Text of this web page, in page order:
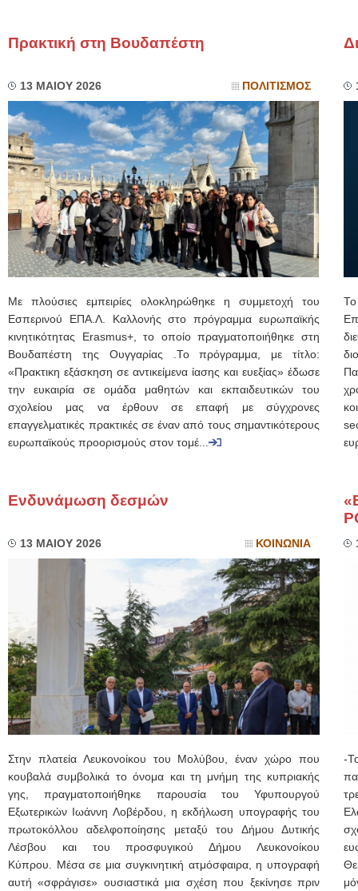
Πρακτική στη Βουδαπέστη
13 ΜΑΙΟΥ 2026 ΠΟΛΙΤΙΣΜΟΣ
Με πλούσιες εμπειρίες ολοκληρώθηκε η συμμετοχή του
Εσπερινού ΕΠΑ.Λ. Καλλονής στο πρόγραμμα ευρωπαϊκής
κινητικότητας Erasmus+, το οποίο πραγματοποιήθηκε στη
Βουδαπέστη της Ουγγαρίας .Το πρόγραμμα, με τίτλο:
«Πρακτικη εξάσκηση σε αντικείμενα ίασης και ευεξίας» έδωσε
την ευκαιρία σε ομάδα μαθητών και εκπαιδευτικών του
σχολείου μας να έρθουν σε επαφή με σύγχρονες
επαγγελματικές πρακτικές σε έναν από τους σημαντικότερους
ευρωπαϊκούς προορισμούς στον τομέ...
Το
Ενδυνάμωση δεσμών
13 ΜΑΙΟΥ 2026 ΚΟΙΝΩΝΙΑ
Στην πλατεία Λευκονοίκου του Μολύβου, έναν χώρο που
κουβαλά συμβολικά το όνομα και τη μνήμη της κυπριακής
γης, πραγματοποιήθηκε παρουσία του Υφυπουργού
Εξωτερικών Ιωάννη Λοβέρδου, η εκδήλωση υπογραφής του
πρωτοκόλλου αδελφοποίησης μεταξύ του Δήμου Δυτικής
Λέσβου και του προσφυγικού Δήμου Λευκονοίκου
Κύπρου. Μέσα σε μια συγκινητική ατμόσφαιρα, η υπογραφή
αυτή «σφράγισε» ουσιαστικά μια σχέση που ξεκίνησε πριν
-